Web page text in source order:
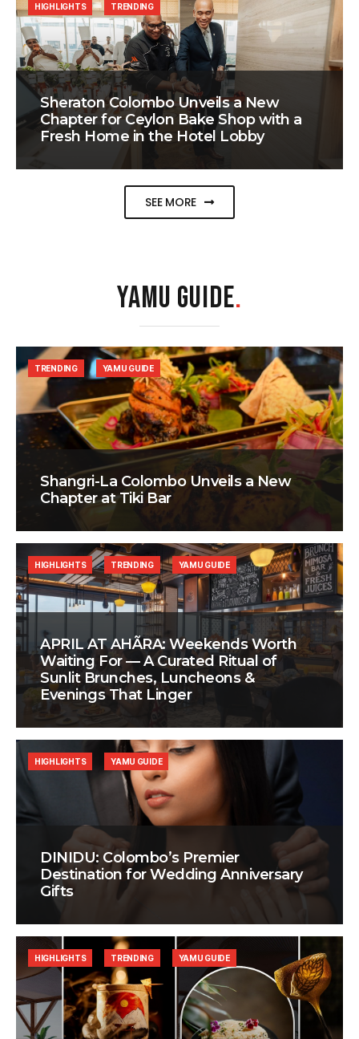
Sheraton Colombo Unveils a New
Chapter for Ceylon Bake Shop with a
Fresh Home in the Hotel Lobby
HIGHLIGHTS TRENDING
SEE MORE
YAMU GUIDE.
Shangri-La Colombo Unveils a New
Chapter at Tiki Bar
TRENDING YAMU GUIDE
APRIL AT AHÃRA: Weekends Worth
Waiting For — A Curated Ritual of
Sunlit Brunches, Luncheons &
Evenings That Linger
HIGHLIGHTS TRENDING YAMU GUIDE
DINIDU: Colombo’s Premier
Destination for Wedding Anniversary
Gifts
HIGHLIGHTS YAMU GUIDE
HIGHLIGHTS TRENDING YAMU GUIDE